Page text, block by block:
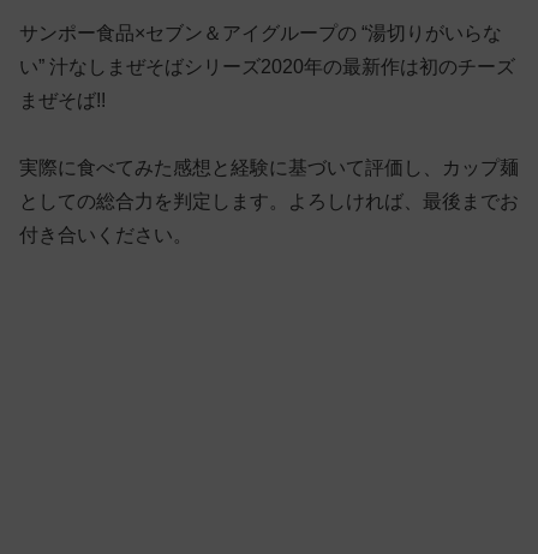
サンポー食品×セブン＆アイグループの “湯切りがいらな
い” 汁なしまぜそばシリーズ2020年の最新作は初のチーズ
まぜそば!!
実際に食べてみた感想と経験に基づいて評価し、カップ麺
としての総合力を判定します。よろしければ、最後までお
付き合いください。